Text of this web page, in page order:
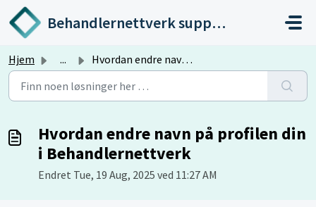
Gå til hovedinnhold
Behandlernettverk support
Hjem ... Hvordan endre navn på profilen din i Behandlernettverk
Hvordan endre navn på profilen din
i Behandlernettverk
Endret Tue, 19 Aug, 2025 ved 11:27 AM